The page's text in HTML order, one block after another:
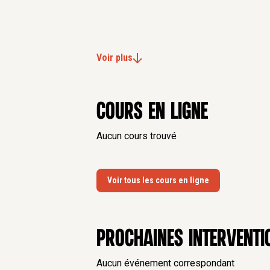
Voir plus
Cours en ligne
Aucun cours trouvé
Voir tous les cours en ligne
Prochaines
Aucun événement correspondant